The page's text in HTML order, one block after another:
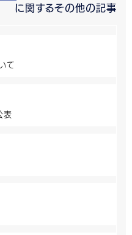
に関するその他の記事
て
表